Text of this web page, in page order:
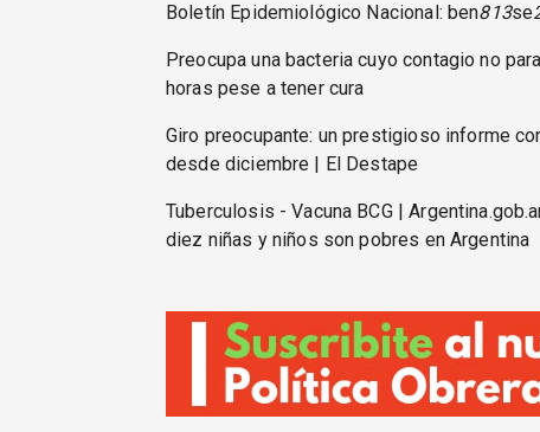
Boletín Epidemiológico Nacional: ben813se
Preocupa una bacteria cuyo contagio no
horas pese a tener cura
Giro preocupante: un prestigioso informe
desde diciembre | El Destape
Tuberculosis - Vacuna BCG |
diez niñas y niños son pobres en Argentina